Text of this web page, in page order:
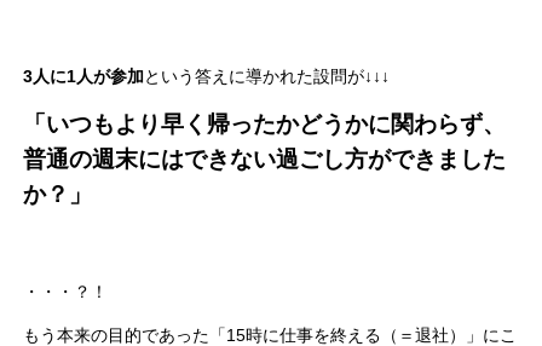
3人に1人が参加という答えに導かれた設問が↓↓↓
「いつもより早く帰ったかどうかに関わらず、
普通の週末にはできない過ごし方ができました
か？」
・・・？！
もう本来の目的であった「15時に仕事を終える（＝退社）」にこ